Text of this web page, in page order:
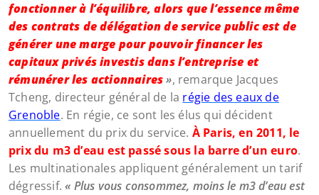
fonctionner à l’équilibre, alors que l’essence même
des contrats de délégation de service public est de
générer une marge pour pouvoir financer les
capitaux privés investis dans l’entreprise et
rémunérer les actionnaires», remarque Jacques
Tcheng, directeur général de la régie des eaux de
Grenoble. En régie, ce sont les élus qui décident
annuellement du prix du service. À Paris, en 2011, le
prix du m3 d’eau est passé sous la barre d’un euro.
Les multinationales appliquent généralement un tarif
dégressif.« Plus vous consommez, moins le m3 d’eau est